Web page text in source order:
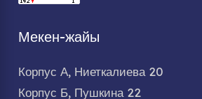
Мекен-жайы
Корпус А, Ниеткалиева 20
Корпус Б, Пушкина 22